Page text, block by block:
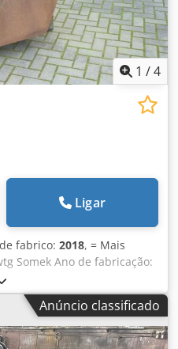
1 /4
Ligar
fabrico: 2018, = Mais
Somek Ano de fabricação:
de construção Sistema de
boa Condição visual:
com Gerrit Haverhoek para
Anúncio classificado